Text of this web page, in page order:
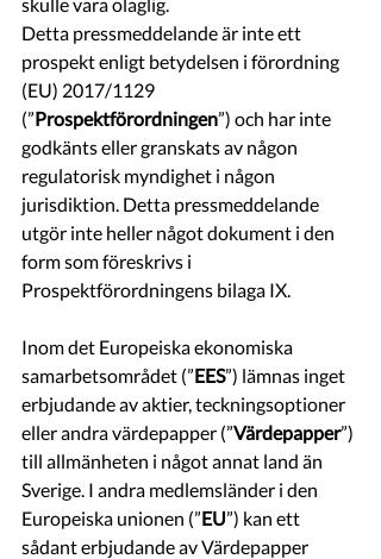
Detta pressmeddelande är inte ett
prospekt enligt betydelsen i förordning
(EU) 2017/1129
(”Prospektförordningen”) och har inte
godkänts eller granskats av någon
regulatorisk myndighet i någon
jurisdiktion. Detta pressmeddelande
utgör inte heller något dokument i den
form som föreskrivs i
Prospektförordningens bilaga IX.
Inom det Europeiska ekonomiska
samarbetsområdet (”EES”) lämnas inget
erbjudande av aktier, teckningsoptioner
eller andra värdepapper (”Värdepapper”)
till allmänheten i något annat land än
Sverige. I andra medlemsländer i den
Europeiska unionen (”EU”) kan ett
sådant erbjudande av Värdepapper